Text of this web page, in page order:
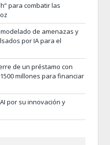
para combatir las
de amenazas y
por IA para el
de un préstamo con
millones para financiar
por su innovación y